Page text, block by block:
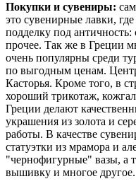
Покупки и сувениры:
это сувенирные лавки,
подделку под
прочее. Так же в Греции
очень популярны среди
по выгодным ценам.
Касторья. Кроме того, в
хороший трикотаж,
Греции делают
украшения из золота и
работы. В качестве
статуэтки из мрамора и
"чернофигурные" вазы, а
вышивку и многое другое.